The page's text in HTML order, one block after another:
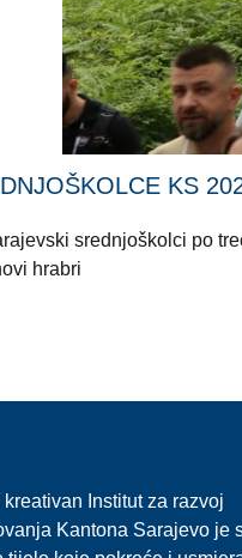
KS
srednjoškolci po
hrabri
Institut za razvoj
Kantona Sarajevo je